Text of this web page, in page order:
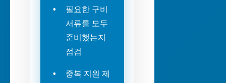
필요한 구비
서류를 모두
준비했는지
점검
중복 지원 제